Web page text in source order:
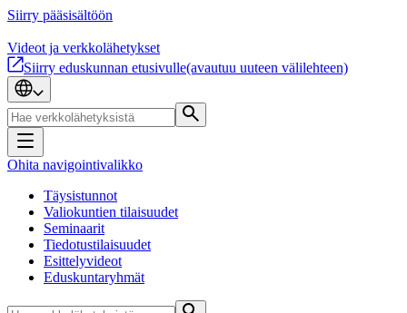
Siirry pääsisältöön
Videot ja verkkolähetykset
Siirry eduskunnan etusivulle(avautuu uuteen välilehteen)
Ohita navigointivalikko
Täysistunnot
Valiokuntien tilaisuudet
Seminaarit
Tiedotustilaisuudet
Esittelyvideot
Eduskuntaryhmät